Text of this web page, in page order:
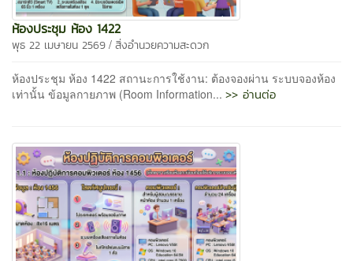
ห้องประชุม ห้อง 1422
พุธ 22 เมษายน 2569 / สิ่งอำนวยความสะดวก
ห้องประชุม ห้อง 1422 สถานะการใช้งาน: ต้องจองผ่าน ระบบจองห้อง
เท่านั้น ข้อมูลกายภาพ (Room Information... >> อ่านต่อ